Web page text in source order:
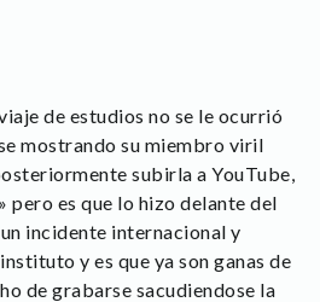
de estudios no se le ocurrió
mostrando su miembro viril
subirla a YouTube,
pero es que lo hizo delante del
incidente internacional y
y es que ya son ganas de
de grabarse sacudiendose la